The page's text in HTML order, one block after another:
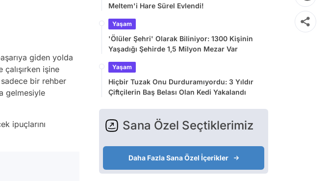
giden yolda
işine
bir rehber
gelmesiyle
ipuçlarını
Meltem'i Hare Sürel Evlendi!
Yaşam
'Ölüler Şehri' Olarak Biliniyor: 1300 Kişinin
Yaşadığı Şehirde 1,5 Milyon Mezar Var
Yaşam
Hiçbir Tuzak Onu Durduramıyordu: 3 Yıldır
Çiftçilerin Baş Belası Olan Kedi Yakalandı
Sana Özel Seçtiklerimiz
Daha Fazla Sana Özel İçerikler